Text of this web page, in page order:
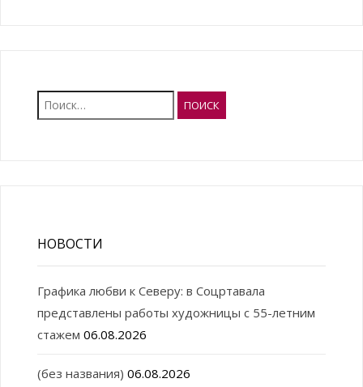
Найти:
НОВОСТИ
Графика любви к Северу: в Соцртавала
представлены работы художницы с 55-летним
стажем 06.08.2026
(без названия) 06.08.2026